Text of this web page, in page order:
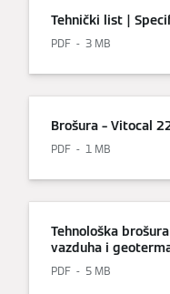
Tehnički list |
PDF 3 MB
Brošura – Vitocal
PDF 1 MB
Tehnološka
vazduha i
PDF 5 MB